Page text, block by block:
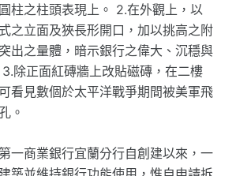
柱之柱頭表現上。 2.在外觀上，以
之立面及狹長形開口，加以挑高之附
出之量體，暗示銀行之偉大、沉穩與
除正面紅磚牆上改貼磁磚，在二樓
看見數個於太平洋戰爭期間被美軍飛
。
一商業銀行宜蘭分行自創建以來，一